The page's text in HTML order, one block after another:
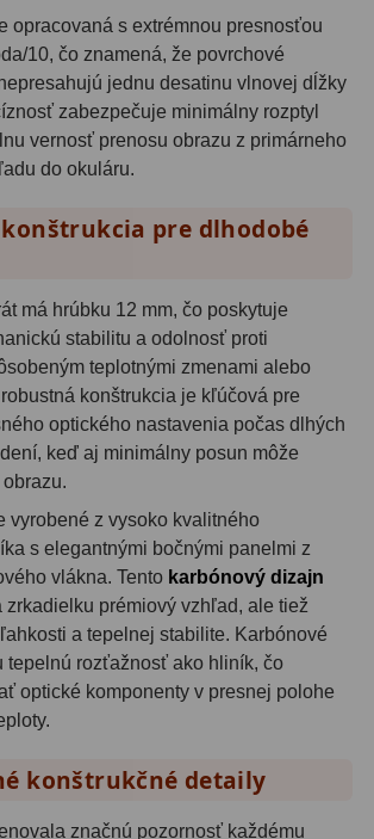
5
3
13
61
36
7
11
opracovaná s extrémnou presnosťou
10, čo znamená, že povrchové
jednu desatinu vlnovej dĺžky
zabezpečuje minimálny rozptyl
vernosť prenosu obrazu z primárneho
do okuláru.
pre dlhodobé
má hrúbku 12 mm, čo poskytuje
stabilitu a odolnosť proti
teplotnými zmenami alebo
konštrukcia je kľúčová pre
optického nastavenia počas dlhých
keď aj minimálny posun môže
vyrobené z vysoko kvalitného
s elegantnými bočnými panelmi z
vlákna. Tento karbónový dizajn
zrkadielku prémiový vzhľad, ale tiež
a tepelnej stabilite. Karbónové
tepelnú rozťažnosť ako hliník, čo
optické komponenty v presnej polohe
konštrukčné detaily
značnú pozornosť každému